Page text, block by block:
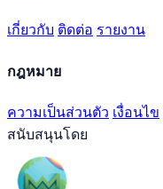
เกี่ยวกับ ติดต่อ รายงาน
กฎหมาย
ความเป็นส่วนตัว เงื่อนไข
สนับสนุนโดย